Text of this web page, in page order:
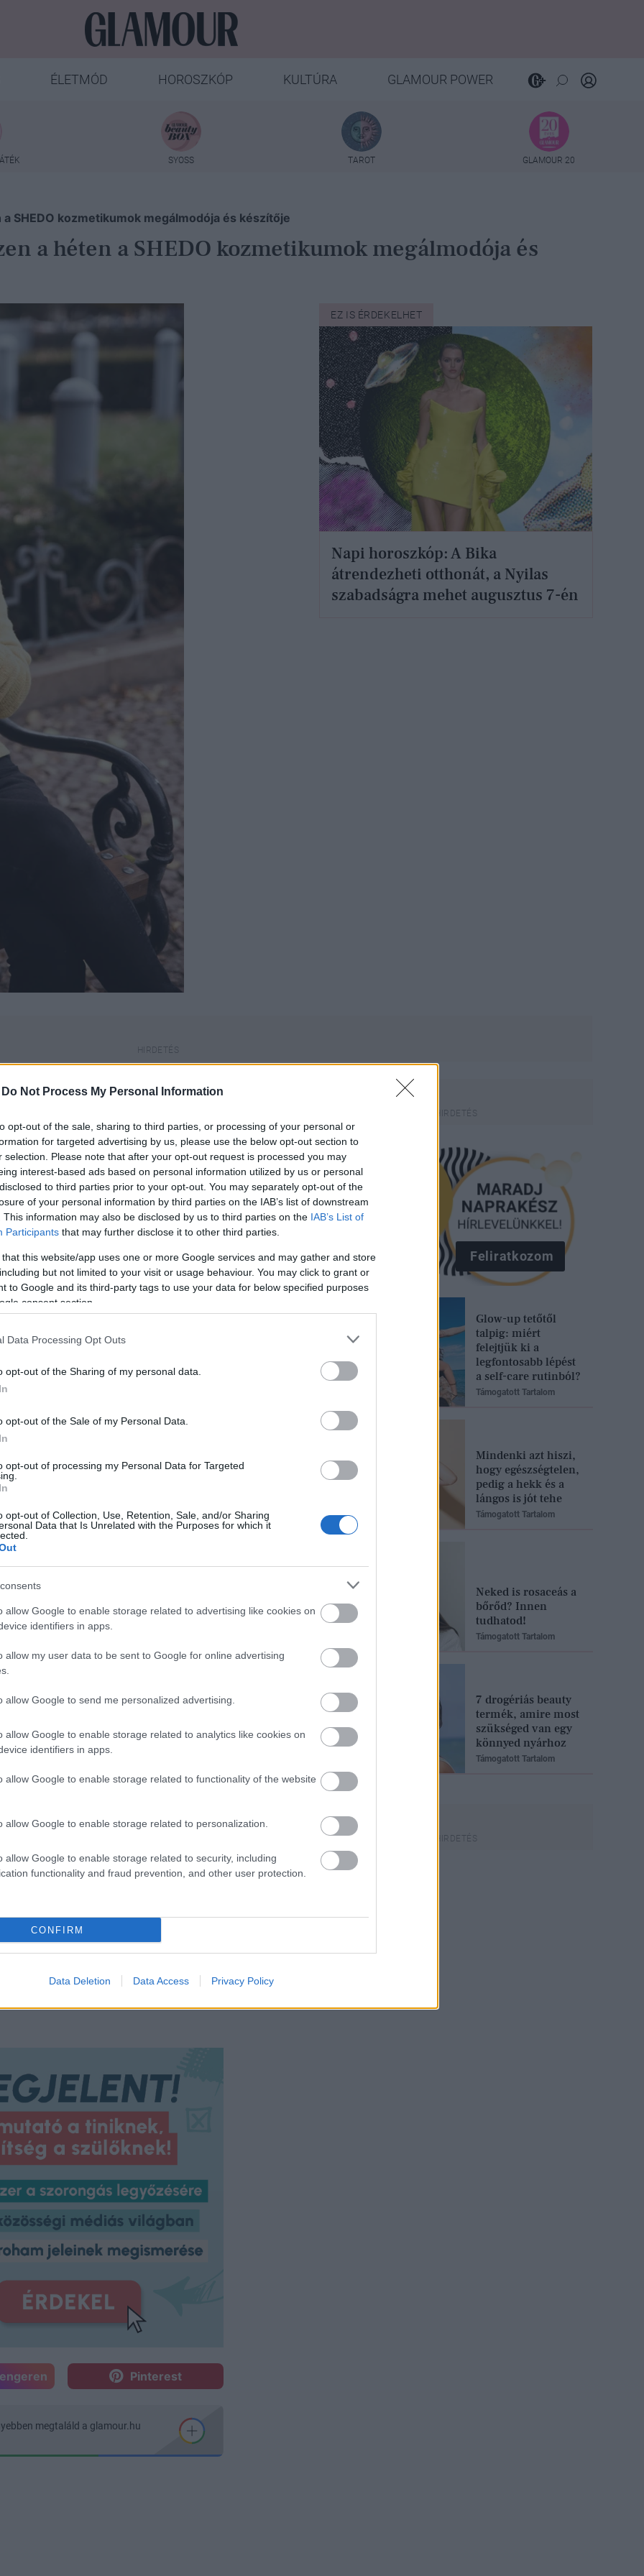
Do Not Process My Personal Information
opt-out of the sale, sharing to third parties, or processing of your personal or
for targeted advertising by us, please use the below opt-out section to
selection. Please note that after your opt-out request is processed you may
interest-based ads based on personal information utilized by us or personal
to third parties prior to your opt-out. You may separately opt-out of the
of your personal information by third parties on the IAB’s list of downstream
This information may also be disclosed by us to third parties on the IAB’s List of
Participants that may further disclose it to other third parties.
that this website/app uses one or more Google services and may gather and store
but not limited to your visit or usage behaviour. You may click to grant or
to Google and its third-party tags to use your data for below specified purposes
consent section.
Data Processing Opt Outs
opt-out of the Sharing of my personal data.
opt-out of the Sale of my Personal Data.
opt-out of processing my Personal Data for Targeted
opt-out of Collection, Use, Retention, Sale, and/or Sharing
Data that Is Unrelated with the Purposes for which it
allow Google to enable storage related to advertising like cookies on
identifiers in apps.
allow my user data to be sent to Google for online advertising
allow Google to send me personalized advertising.
allow Google to enable storage related to analytics like cookies on
identifiers in apps.
allow Google to enable storage related to functionality of the website
allow Google to enable storage related to personalization.
allow Google to enable storage related to security, including
functionality and fraud prevention, and other user protection.
CONFIRM
Data Deletion Data Access Privacy Policy
ÉLETMÓD HOROSZKÓP KULTÚRA GLAMOUR POWER
SYOSS TAROT GLAMOUR 20
SHEDO kozmetikumok megálmodója és készítője
a héten a SHEDO kozmetikumok megálmodója és
EZ IS ÉRDEKELHET
Napi horoszkóp: A Bika
átrendezheti otthonát, a Nyilas
szabadságra mehet augusztus 7-én
benne lévő információk elavultak
Pinterest
és egy gyönyörű kisfiú
és készítője.
számos
hatásaival.
A gyógynövények, növényi
tanulmányaim során elmélyülten
birtokában már elérhetőek
amellyel egy régi álmom vált valóra.
babaápolásban is szereztem
termékcsalád.
megtervezitek a napokat és
veszek egy mély levegőt,
a bögre melegíti a kezemet. Újra
látni!
showroomjába megmelegedni.
Pinterest
megtaláld a glamour.hu
Feliratkozom
Glow-up tetőtől
talpig: miért
felejtjük ki a
legfontosabb lépést
a self-care rutinból?
Támogatott Tartalom
Mindenki azt hiszi,
hogy egészségtelen,
pedig a hekk és a
lángos is jót tehe
Támogatott Tartalom
Neked is rosaceás a
bőrőd? Innen
tudhatod!
Támogatott Tartalom
7 drogériás beauty
termék, amire most
szükséged van egy
könnyed nyárhoz
Támogatott Tartalom